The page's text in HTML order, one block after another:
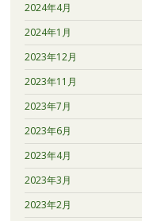
2024年4月
2024年1月
2023年12月
2023年11月
2023年7月
2023年6月
2023年4月
2023年3月
2023年2月